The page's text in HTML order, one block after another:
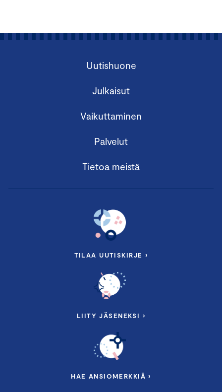
Uutishuone
Julkaisut
Vaikuttaminen
Palvelut
Tietoa meistä
TILAA UUTISKIRJE ›
LIITY JÄSENEKSI ›
HAE ANSIOMERKKIÄ ›